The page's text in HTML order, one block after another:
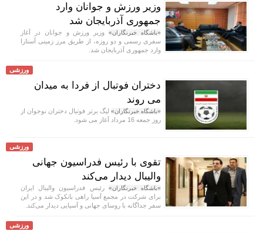
وزیر ورزش و جوانان وارد
جمهوری آذربایجان شد
«باشگاه خبرنگاران»وزیر ورزش و جوانان در آغاز
سفری رسمی و دو روزه، از طریق مرز زمینی آستارا
وارد جمهوری آذربایجان شد.
ورزشی
دختران فوتبال از فردا به میدان
می روند
«باشگاه خبرنگاران» لیگ برتر فوتبال دختران نوجوان از
روز جمعه 16 مرداد آغاز می شود.
ورزشی
تقوی با رئیس فدراسیون جهانی
والیبال دیدار می‌کند
«باشگاه خبرنگاران» رئیس فدراسیون والیبال ایران
برای شرکت در مجمع آسیا راهی بانکوک شد و در این
سفر جداگانه با روسای جهانی و آسیایی دیدار می‌کند.
ورزشی